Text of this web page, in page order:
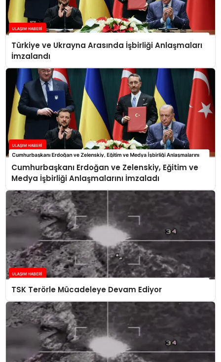
Türkiye ve Ukrayna Arasında İşbirliği Anlaşmaları
İmzalandı
Cumhurbaşkanı Erdoğan ve Zelenskiy, Eğitim ve
Medya İşbirliği Anlaşmalarını İmzaladı
TSK Terörle Mücadeleye Devam Ediyor